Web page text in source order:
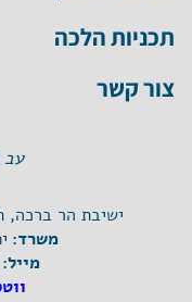
תכניות הלכה
צור קשר
ישיבת הר ברכה, ת"ד 1, הר ברכה מיקוד
משרד:
מייל: